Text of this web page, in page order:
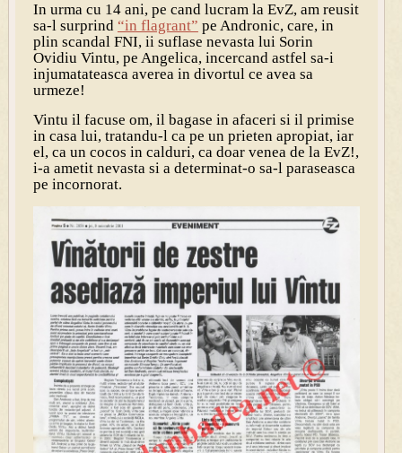
In urma cu 14 ani, pe cand lucram la EvZ, am reusit
sa-l surprind “in flagrant” pe Andronic, care, in
plin scandal FNI, ii suflase nevasta lui Sorin
Ovidiu Vintu, pe Angelica, incercand astfel sa-i
injumatateasca averea in divortul ce avea sa
urmeze!
Vintu il facuse om, il bagase in afaceri si il primise
in casa lui, tratandu-l ca pe un prieten apropiat, iar
el, ca un cocos in calduri, ca doar venea de la EvZ!,
i-a ametit nevasta si a determinat-o sa-l paraseasca
pe incornorat.